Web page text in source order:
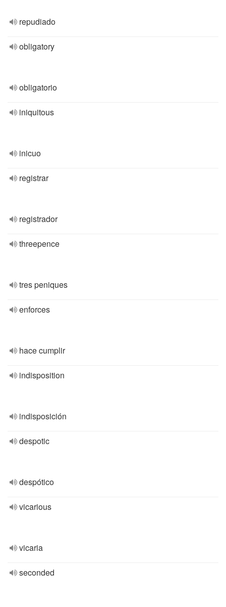
repudiado
obligatory
obligatorio
iniquitous
inicuo
registrar
registrador
threepence
tres peniques
enforces
hace cumplir
indisposition
indisposición
despotic
despótico
vicarious
vicaria
seconded